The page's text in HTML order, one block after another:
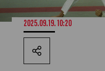
MOB
2025.09.19. 10:20